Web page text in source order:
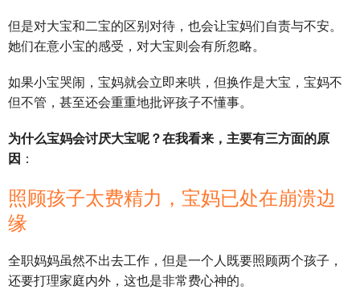
但是对大宝和二宝的区别对待，也会让宝妈们自责与不安。
她们在意小宝的感受，对大宝则会有所忽略。
如果小宝哭闹，宝妈就会立即来哄，但换作是大宝，宝妈不
但不管，甚至还会重重地批评孩子不懂事。
为什么宝妈会讨厌大宝呢？在我看来，主要有三方面的原
因 ：
照顾孩子太费精力，宝妈已处在崩溃边
缘
全职妈妈虽然不出去工作，但是一个人既要照顾两个孩子，
还要打理家庭内外，这也是非常费心神的。